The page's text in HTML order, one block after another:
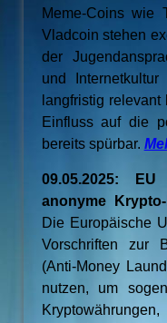
Meme-Coins wie
Vladcoin stehen
der
und
langfristig
Einfluss auf die
bereits spürbar.
09.05.2025:
anonyme
Die Europäische
Vorschriften zur
(Anti-Money
nutzen, um